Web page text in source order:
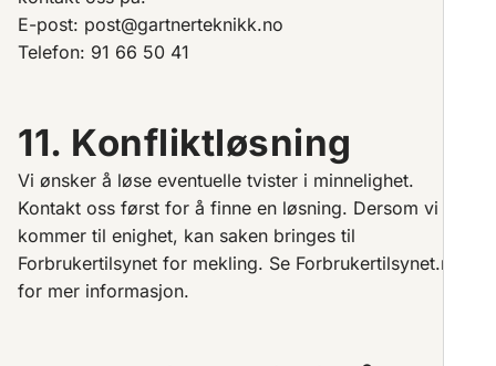
E-post: post@gartnerteknikk.no
Telefon: 91 66 50 41
11. Konfliktløsning
Vi ønsker å løse eventuelle tvister i minnelighet.
Kontakt oss først for å finne en løsning. Dersom vi ikke
kommer til enighet, kan saken bringes til
Forbrukertilsynet for mekling. Se Forbrukertilsynet.no
for mer informasjon.